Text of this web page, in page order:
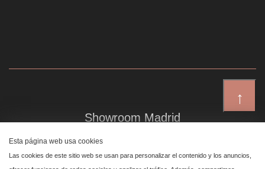
↑
Showroom Madrid
Plaza de Canalejas 6, 4 izq
Centro, 28014 Madrid
Esta página web usa cookies
Las cookies de este sitio web se usan para personalizar el contenido y los anuncios,